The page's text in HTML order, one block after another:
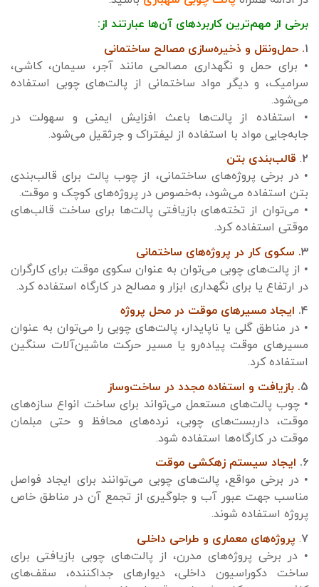
برخی از مهم‌ترین کاربردهای آن‌ها عبارتند از:
۱. حمل‌ونقل و ذخیره‌سازی مصالح ساختمانی
• برای حمل و نگهداری مصالحی مانند آجر، سیمان، کاشی،
سرامیک، و دیگر مواد ساختمانی از پالت‌های چوبی استفاده
می‌شود.
• استفاده از پالت‌ها باعث افزایش ایمنی و سهولت در
جابه‌جایی مواد با استفاده از لیفتراک و جرثقیل می‌شود.
۲. قالب‌بندی بتن
• در برخی پروژه‌های ساختمانی، از چوب پالت برای قالب‌بندی
بتن استفاده می‌شود، به‌خصوص در پروژه‌های کوچک و موقت.
• می‌توان از تخته‌های بازیافتی پالت‌ها برای ساخت قالب‌های
موقتی استفاده کرد.
۳. سکوی کار در پروژه‌های ساختمانی
• از پالت‌های چوبی می‌توان به عنوان سکوی موقت برای کارگران
در ارتفاع یا برای نگهداری ابزار و مصالح در کارگاه استفاده کرد.
۴. ایجاد مسیرهای موقت در محل پروژه
• در مناطق گلی یا ناپایدار، پالت‌های چوبی را می‌توان به عنوان
مسیرهای موقت پیاده‌رو یا مسیر حرکت ماشین‌آلات سنگین
استفاده کرد.
۵. بازیافت و استفاده مجدد در ساخت‌وساز
• چوب پالت‌های مستعمل می‌تواند برای ساخت انواع سازه‌های
موقت، داربست‌های چوبی، نرده‌های محافظ و حتی مبلمان
موقت در کارگاه‌ها استفاده شود.
۶. ایجاد سیستم زهکشی موقت
• در برخی مواقع، پالت‌های چوبی می‌توانند برای ایجاد فواصل
مناسب جهت عبور آب و جلوگیری از تجمع آن در مناطق خاص
پروژه استفاده شوند.
۷. پروژه‌های معماری و طراحی داخلی
• در برخی پروژه‌های مدرن، از پالت‌های چوبی بازیافتی برای
ساخت دکوراسیون داخلی، دیوارهای جداکننده، سقف‌های